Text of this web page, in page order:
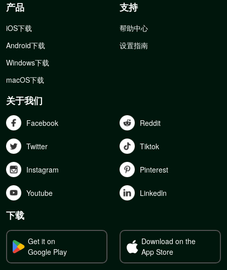
产品
iOS下载
Android下载
Windows下载
macOS下载
支持
帮助中心
设置指南
关于我们
Facebook Reddit
Twitter Tiktok
Instagram Pinterest
Youtube Linkedln
下载
Get it on
Google Play
Download on the
App Store